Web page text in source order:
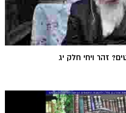
זהר ויחי חלק יג